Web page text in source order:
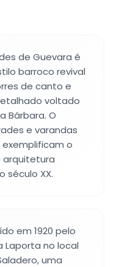
de Guevara é
barroco revival
de canto e
voltado
Bárbara. O
e varandas
o
arquitetura
século XX.
em 1920 pelo
Laporta no local
uma